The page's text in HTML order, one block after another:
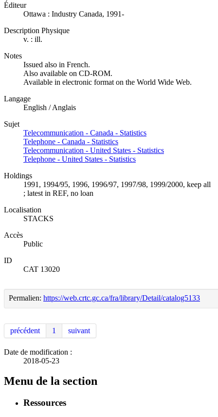
Éditeur
Ottawa : Industry Canada, 1991-
Description Physique
v. : ill.
Notes
Issued also in French.
Also available on CD-ROM.
Available in electronic format on the World Wide Web.
Langage
English / Anglais
Sujet
Telecommunication - Canada - Statistics
Telephone - Canada - Statistics
Telecommunication - United States - Statistics
Telephone - United States - Statistics
Holdings
1991, 1994/95, 1996, 1996/97, 1997/98, 1999/2000, keep all
; latest in REF, no loan
Localisation
STACKS
Accès
Public
ID
CAT 13020
Permalien: https://web.crtc.gc.ca/fra/library/Detail/catalog5133
précédent 1 suivant
Date de modification :
2018-05-23
Menu de la section
Ressources